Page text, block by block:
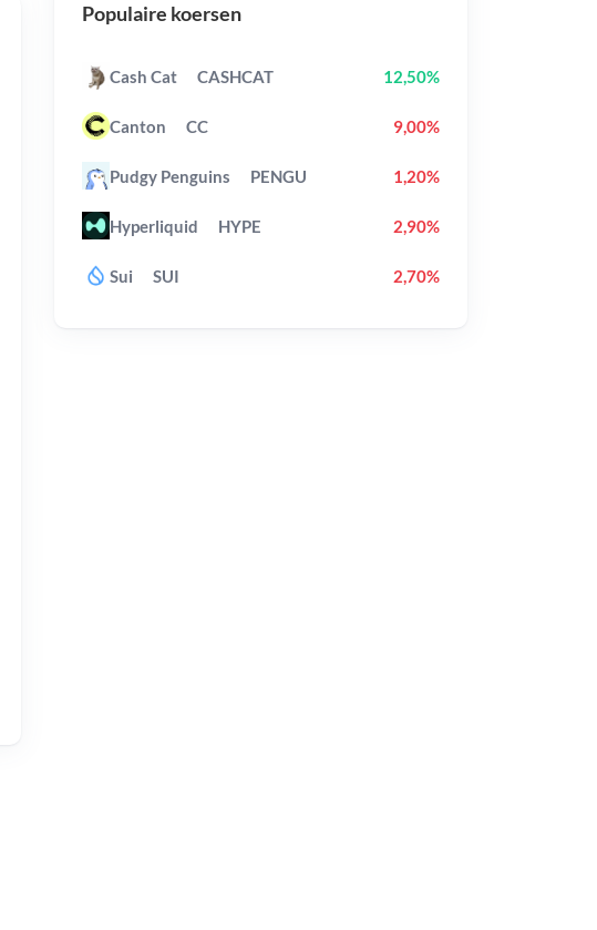
Populaire koersen
Cash Cat CASHCAT 12,50%
Canton CC 9,00%
Pudgy Penguins PENGU 1,20%
Hyperliquid HYPE 2,90%
Sui SUI 2,70%